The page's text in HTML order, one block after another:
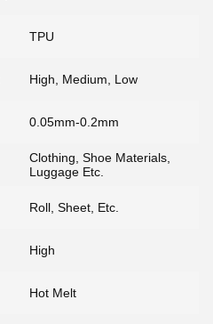
TPU
High, Medium, Low
0.05mm-0.2mm
Clothing, Shoe Materials,
Luggage Etc.
Roll, Sheet, Etc.
High
Hot Melt